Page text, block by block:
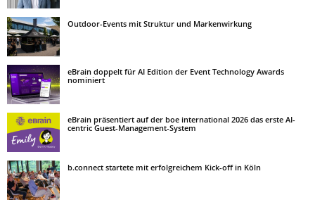
Outdoor-Events mit Struktur und Markenwirkung
eBrain doppelt für AI Edition der Event Technology Awards
nominiert
eBrain präsentiert auf der boe international 2026 das erste AI-
centric Guest-Management-System
b.connect startete mit erfolgreichem Kick-off in Köln